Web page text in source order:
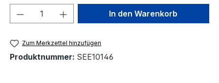
Produkt Anzahl: Gib denIn den Warenkorb
Zum Merkzettel hinzufügen
Produktnummer: SEE10146